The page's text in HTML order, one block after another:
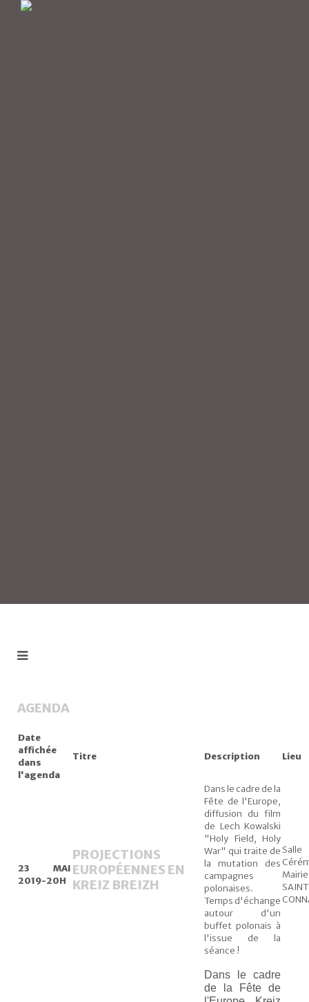
AGENDA
Date
affichée
dans
l'agenda
Titre Description Lieu
23 MAI
2019-20H
PROJECTIONS
EUROPÉENNES EN
KREIZ BREIZH
Dans le cadre de la
Fête de l'Europe,
diffusion du film
de Lech Kowalski
"Holy Field, Holy
War" qui traite de
la mutation des
campagnes
polonaises.
Temps d'échange
autour d'un
buffet polonais à
l'issue de la
séance !
SAINT
Dans le cadre
de la Fête de